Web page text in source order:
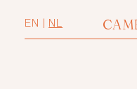
EN NL